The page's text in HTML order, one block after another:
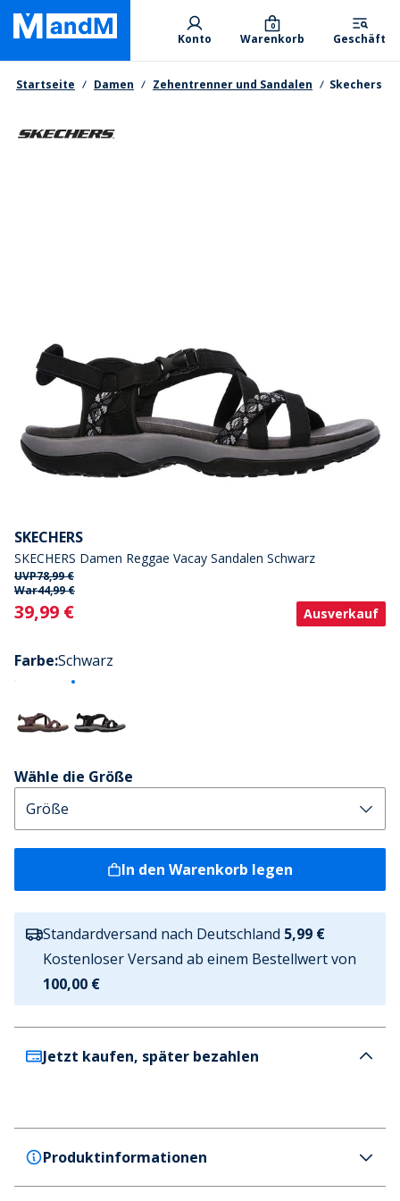
Skip
main
content
Primary departments
Konto Warenkorb
0
Geschäft
Brotkrumen
Startseite Damen Zehentrenner und Sandalen Skechers
SKECHERS
SKECHERS Damen Reggae Vacay Sandalen Schwarz
UVP78,99 €
War44,99 €
Current
39,99 € Ausverkauf
Farbe:Schwarz
Wähle die Größe
In den Warenkorb legen
Standardversand nach Deutschland 5,99 €
Kostenloser Versand ab einem Bestellwert von
100,00 €
Jetzt kaufen, später bezahlen
Produktinformationen